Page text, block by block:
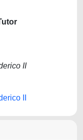
II
II